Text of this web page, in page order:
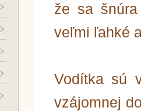
že sa
veľmi ľahké
Vodítka sú
vzájomnej